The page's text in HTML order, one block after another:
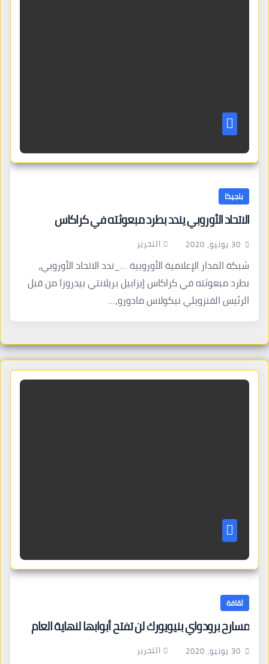
بلجيكا
الاتحاد الأوروبي يندد بطرد مبعوثته في كراكاس
30 يونيو، 2020 التحرير
شبكة المدار الإعلامية الأوروبية …_ندد الاتحاد الأوروبي،
بطرد مبعوثته في كراكاس إيزابيل بريلانتي بيدروزا من قبل
الرئيس الفنزويلي نيكولاس مادورو،…
ثقافة
مسارح برودواي بنيويورك لن تفتح أبوابها لنهاية العام
30 يونيو، 2020 التحرير